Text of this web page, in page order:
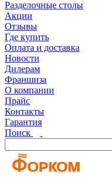
Разделочные столы
Акции
Отзывы
Где купить
Оплата и доставка
Новости
Дилерам
Франшиза
О компании
Прайс
Контакты
Гарантия
Поиск